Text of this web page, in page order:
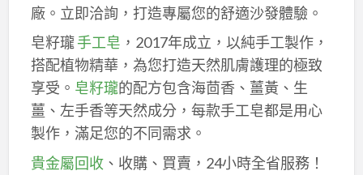
廠。立即洽詢，打造專屬您的舒適沙發體驗。
皂籽瓏手工皂 ，2017年成立，以純手工製作，
搭配植物精華，為您打造天然肌膚護理的極致
享受。 皂籽瓏的配方包含海茴香、薑黃、生
薑、左手香等天然成分，每款手工皂都是用心
製作，滿足您的不同需求。
貴金屬回收、收購、買賣，24小時全省服務！